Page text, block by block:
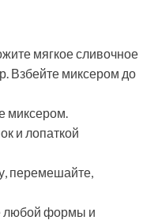
мягкоесливочное
Взбейте миксером до
миксером.
и лопаткой
перемешайте,
любой формы и